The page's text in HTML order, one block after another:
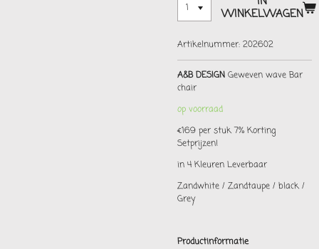
WINKELWAGEN
Artikelnummer: 202602
A&B DESIGN Geweven wave Bar
chair
op voorraad
€169 per stuk 7% Korting
Setprijzen!
in 4 Kleuren Leverbaar
Zandwhite / Zandtaupe / black /
Grey
Productinformatie